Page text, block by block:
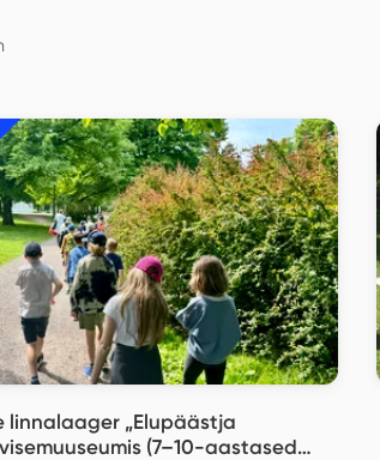
linnalaager „Elupäästja
(7–10-aastased